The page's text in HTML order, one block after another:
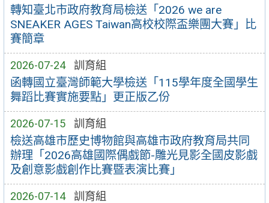
轉知臺北市政府教育局檢送「2026 we are
SNEAKER AGES Taiwan高校校際盃樂團大賽」比
賽簡章
2026-07-24 訓育組
函轉國立臺灣師範大學檢送「115學年度全國學生
舞蹈比賽實施要點」更正版乙份
2026-07-15 訓育組
檢送高雄市歷史博物館與高雄市政府教育局共同
辦理「2026高雄國際偶戲節-雕光見影全國皮影戲
及創意影戲創作比賽暨表演比賽」
2026-07-14 訓育組